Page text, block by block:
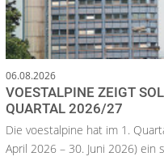
06.08.2026
VOESTALPINE ZEIGT
QUARTAL 2026/27
Die voestalpine hat im 1.
April 2026 – 30. Juni 2026)